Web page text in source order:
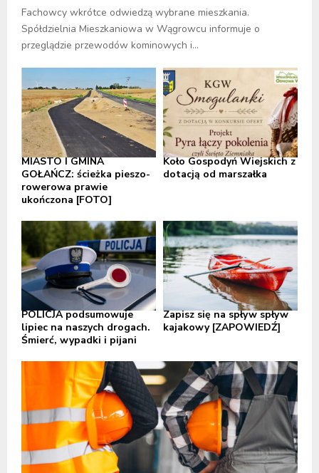
Fachowcy wkrótce odwiedzą wybrane mieszkania.
Spółdzielnia Mieszkaniowa w Wągrowcu informuje o
przeglądzie przewodów kominowych i...
MIASTO I GMINA
GOŁAŃCZ: ścieżka pieszo-
rowerowa prawie
ukończona [FOTO]
Koło Gospodyń Wiejskich z
dotacją od marszałka
POLICJA podsumowuje
lipiec na naszych drogach.
Śmierć, wypadki i pijani
Zapisz się na spływ spływ
kajakowy [ZAPOWIEDŹ]